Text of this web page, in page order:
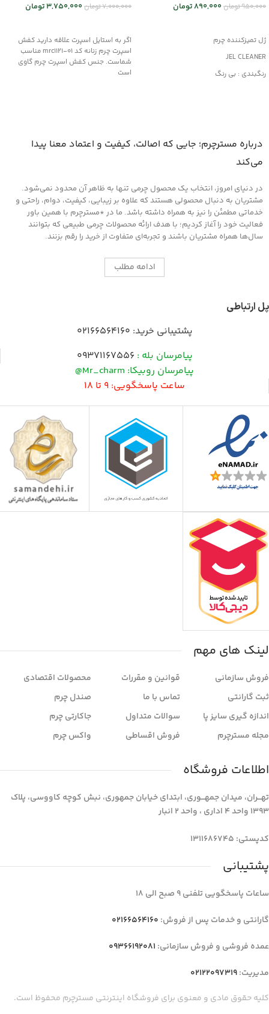
950,000تومان890,000تومان
ژل تمیزکننده چرم
JEL CLEANER
رنگبندی : بی رنگ
7,000,000تومان3,750,000تومان
اگر به استایل اسپرت علاقه دارید کفش
اسپرت چرم زنانه کد mrc1121-01 مناسب
شماست. جنس کفش اسپرت چرم گاوی
است
درباره مسترچرم؛ جایی که اصالت، کیفیت و اعتماد معنا پیدا
می‌کند
در دنیای امروز، انتخاب یک محصول چرمی تنها به ظاهر آن محدود نمی‌شود.
مشتریان به دنبال محصولی هستند که علاوه بر زیبایی، کیفیت، دوام، راحتی و
خدماتی مطمئن را نیز به همراه داشته باشد. ما در *مسترچرم با همین باور
فعالیت خود را آغاز کردیم؛ با هدف ارائه محصولات چرمی طبیعی که بتوانند
سال‌ها همراه مشتریان باشند و تجربه‌ای متفاوت از خرید را رقم بزنند.
ادامه مطلب
پل ارتباطی
پشتیبانی خرید: 02166564160
پیامرسان بله : 09371167556
پیامرسان روبیکا: Mr_charm@
ساعت پاسخگویی: 9 تا 18
لینک های مهم
فروش سازمانی
ثبت گارانتی
اندازه گیری سایز پا
مجله مسترچرم
قوانین و مقررات
تماس با ما
سوالات متداول
فروش اقساطی
محصولات اقتصادی
صندل چرم
جاکارتی چرم
واکس چرم
اطلاعات فروشگاه
تهـــران، میدان جمهـــوری، ابتدای خیابان جمهوری، نبش کوچه کاووسی، پلاک
1393 واحد 4 اداری ، واحد 2 انبار
کدپستی: 1311686745
پشتیبانی
ساعات پاسخگویی تلفنی 9 صبح الی 18
گارانتی و خدمات پس از فروش: 02166564160
عمده فروشی و فروش سازمانی: 09366192081
مدیریت:02122097319
کلیه حقوق مادی و معنوی برای فروشگاه اینترنتی مسترچرم محفوظ است.